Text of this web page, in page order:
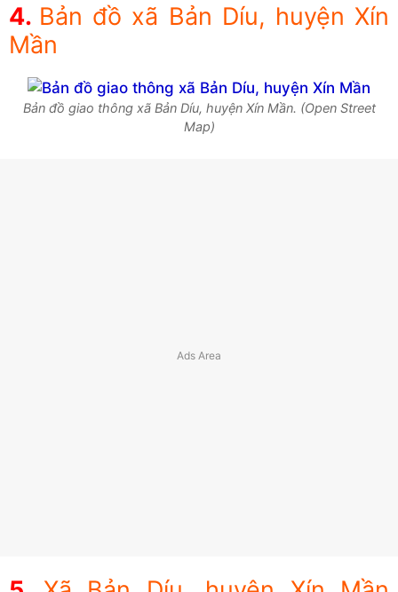
Bản đồ xã Bản Díu, huyện Xín
Mần
Bản đồ giao thông xã Bản Díu, huyện Xín Mần. (Open Street
Map)